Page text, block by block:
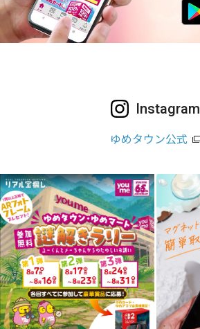
Instagram
ゆめタウン公式